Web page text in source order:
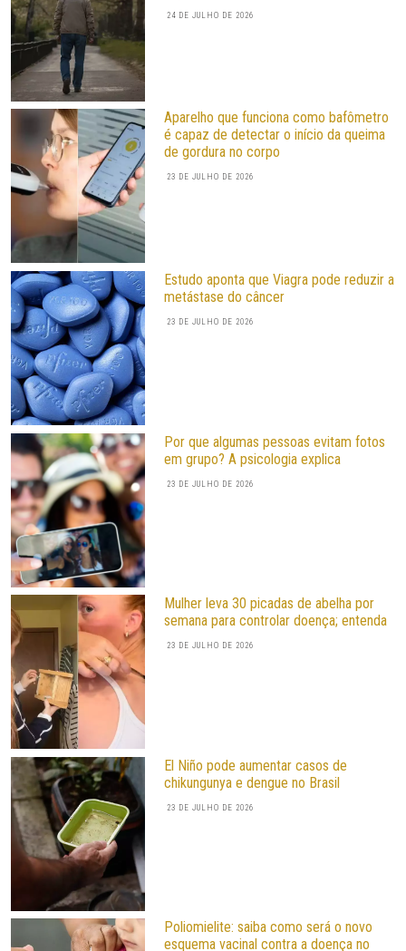
24 DE JULHO DE 2026
Aparelho que funciona como bafômetro
é capaz de detectar o início da queima
de gordura no corpo
23 DE JULHO DE 2026
Estudo aponta que Viagra pode reduzir a
metástase do câncer
23 DE JULHO DE 2026
Por que algumas pessoas evitam fotos
em grupo? A psicologia explica
23 DE JULHO DE 2026
Mulher leva 30 picadas de abelha por
semana para controlar doença; entenda
23 DE JULHO DE 2026
El Niño pode aumentar casos de
chikungunya e dengue no Brasil
23 DE JULHO DE 2026
Poliomielite: saiba como será o novo
esquema vacinal contra a doença no